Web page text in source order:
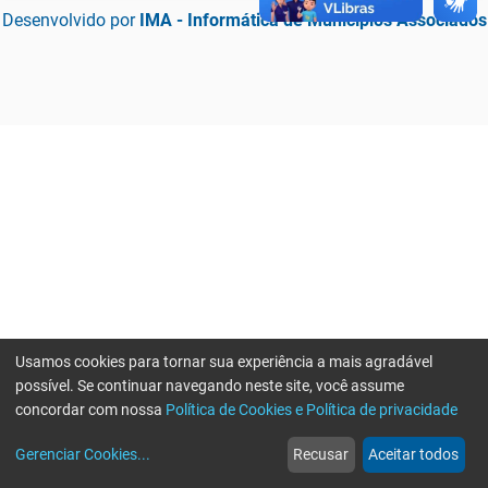
Desenvolvido por IMA - Informática de Municípios Associados
web
Notícias
more_horiz
Mais
Usamos cookies para tornar sua experiência a mais agradável
possível. Se continuar navegando neste site, você assume
concordar com nossa Política de Cookies e Política de privacidade
Gerenciar Cookies... Recusar Aceitar todos
Erro ao enviar informações, por favor tente novamente